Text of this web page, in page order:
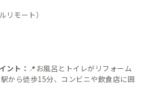
リモート）
ント： 📍お風呂とトイレがリフォーム
から徒歩15分、コンビニや飲食店に囲